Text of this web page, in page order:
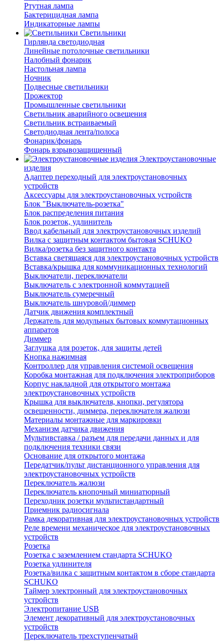
Ртутная лампа
Бактерицидная лампа
Индикаторные лампы
Светильники
Гирлянда светодиодная
Линейные потолочные светильники
Налобный фонарик
Настольная лампа
Ночник
Подвесные светильники
Прожектор
Промышленные светильники
Светильник аварийного освещения
Светильник встраиваемый
Светодиодная лента/полоса
Фонарик/фонарь
Фонарь взрывозащищенный
Электроустановочные
изделия
Адаптер переходный для электроустановочных
устройств
Аксессуары для электроустановочных устройств
Блок "Выключатель-розетка"
Блок распределения питания
Блок розеток, удлинитель
Ввод кабельный для электроустановочных изделий
Вилка с защитным контактом бытовая SCHUKO
Вилка/розетка без защитного контакта
Вставка светящаяся для электроустановочных устройств
Вставка/крышка для коммуникационных технологий
Выключатели, переключатели
Выключатель с электронной коммутацией
Выключатель сумеречный
Выключатель шнуровой/диммер
Датчик движения комплектный
Держатель для модульных бытовых коммутационных
аппаратов
Диммер
Заглушка для розеток, для защиты детей
Кнопка нажимная
Контроллер для управления системой освещения
Коробка монтажная для подключения электроприборов
Корпус накладной для открытого монтажа
электроустановочных устройств
Крышка для выключателя, кнопки, регулятора
освещенности, диммера, переключателя жалюзи
Материалы монтажные для маркировки
Механизм датчика движения
Мультивставка / разъем для передачи данных и для
подключения техники связи
Основание для открытого монтажа
Передатчик/пульт дистанционного управления для
электроустановочных устройств
Переключатель жалюзи
Переключатель кнопочный миниатюрный
Переходник розетки мультистандартный
Приемник радиосигнала
Рамка декоративная для электроустановочных устройств
Реле времени механическое для электроустановочных
устройств
Розетка
Розетка с заземлением стандарта SCHUKO
Розетка удлинителя
Розетка/вилка с защитным контактом в сборе стандарта
SCHUKO
Таймер электронный для электроустановочных
устройств
Электропитание USB
Элемент декоративный для электроустановочных
устройств
Переключатель трехступенчатый